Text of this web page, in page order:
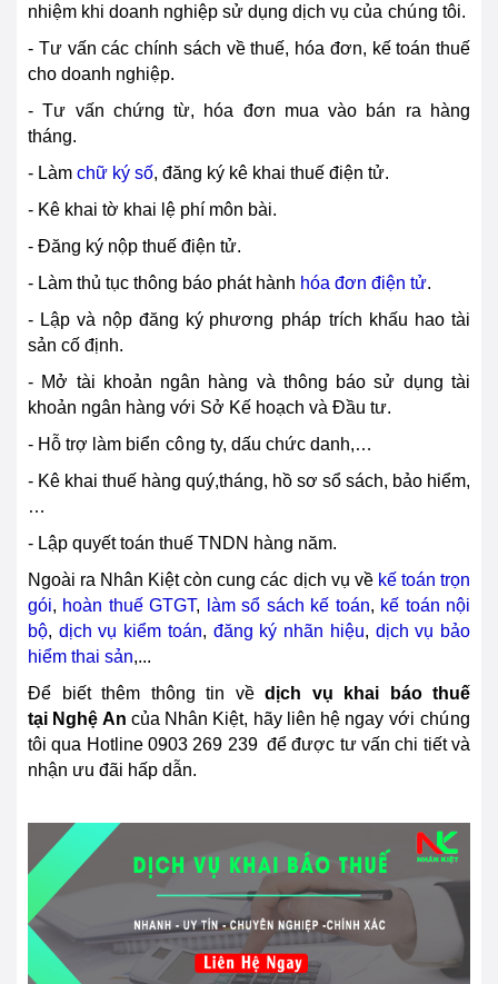
nhiệm khi doanh nghiệp sử dụng dịch vụ của chúng tôi.
- Tư vấn các chính sách về thuế, hóa đơn, kế toán thuế
cho doanh nghiệp.
- Tư vấn chứng từ, hóa đơn mua vào bán ra hàng
tháng.
- Làm chữ ký số, đăng ký kê khai thuế điện tử.
- Kê khai tờ khai lệ phí môn bài.
- Đăng ký nộp thuế điện tử.
- Làm thủ tục thông báo phát hành hóa đơn điện tử.
- Lập và nộp đăng ký phương pháp trích khấu hao tài
sản cố định.
- Mở tài khoản ngân hàng và thông báo sử dụng tài
khoản ngân hàng với Sở Kế hoạch và Đầu tư.
- Hỗ trợ làm biển công ty, dấu chức danh,…
- Kê khai thuế hàng quý,tháng, hồ sơ sổ sách, bảo hiểm,
…
- Lập quyết toán thuế TNDN hàng năm.
Ngoài ra Nhân Kiệt còn cung các dịch vụ về kế toán trọn
gói, hoàn thuế GTGT, làm sổ sách kế toán, kế toán nội
bộ, dịch vụ kiểm toán, đăng ký nhãn hiệu, dịch vụ bảo
hiểm thai sản,...
Để biết thêm thông tin về dịch vụ khai báo thuế
tại Nghệ An của Nhân Kiệt, hãy liên hệ ngay với chúng
tôi qua Hotline 0903 269 239 để được tư vấn chi tiết và
nhận ưu đãi hấp dẫn.